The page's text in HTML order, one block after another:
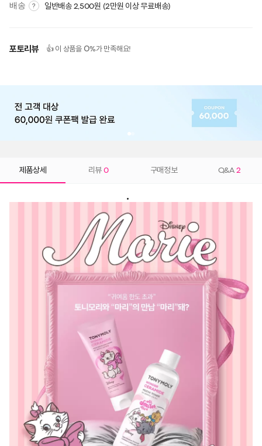
배송 ? 일반배송 2,500원 (2만원 이상 무료배송)
포토리뷰 👍 이 상품을 0%가 만족해요!
제품상세 리뷰 0 구매정보 Q&A 2